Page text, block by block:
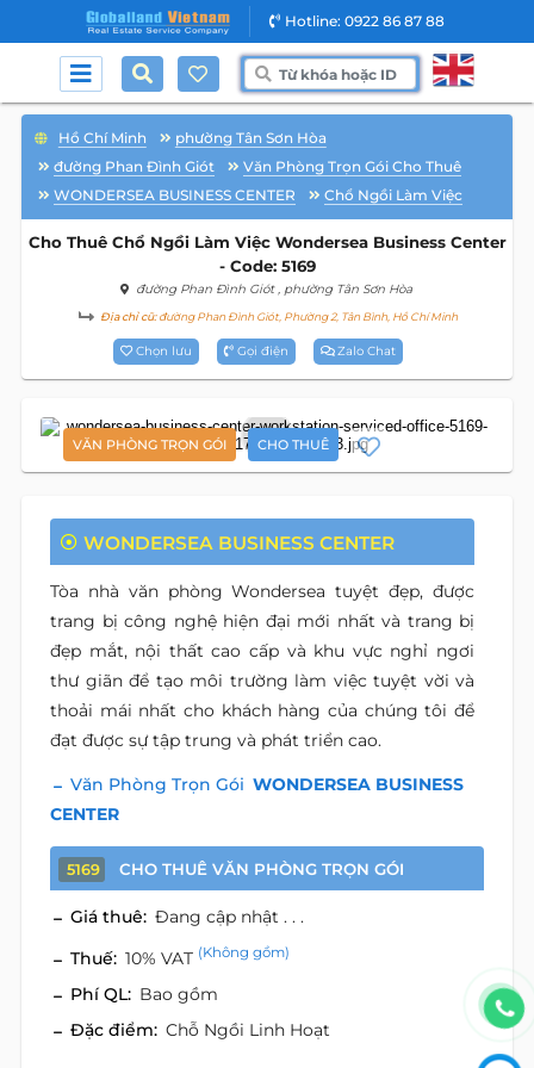
Hotline: 0922 86 87 88
Hồ Chí Minh
phường Tân Sơn Hòa
đường Phan Đình Giót
Văn Phòng Trọn Gói Cho Thuê
WONDERSEA BUSINESS CENTER
Chổ Ngồi Làm Việc
Cho Thuê Chổ Ngồi Làm Việc Wondersea Business Center
- Code: 5169
đường Phan Đình Giót , phường Tân Sơn Hòa
Địa chỉ cũ:đường Phan Đình Giót, Phường 2, Tân Bình, Hồ Chí Minh
Chọn lưu Gọi điện Zalo Chat
VĂN PHÒNG TRỌN GÓI CHO THUÊ
7
WONDERSEA BUSINESS CENTER
Tòa nhà văn phòng Wondersea tuyệt đẹp, được
trang bị công nghệ hiện đại mới nhất và trang bị
đẹp mắt, nội thất cao cấp và khu vực nghỉ ngơi
thư giãn để tạo môi trường làm việc tuyệt vời và
thoải mái nhất cho khách hàng của chúng tôi để
đạt được sự tập trung và phát triển cao.
Văn Phòng Trọn Gói WONDERSEA BUSINESS
CENTER
5169 CHO THUÊ VĂN PHÒNG TRỌN GÓI
Giá thuê: Đang cập nhật . . .
Thuế: 10% VAT (Không gồm)
Phí QL: Bao gồm
Đặc điểm: Chỗ Ngồi Linh Hoạt